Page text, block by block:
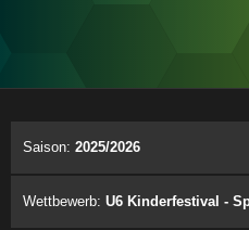
Saison: 2025/2026
Wettbewerb: U6 Kinderfestival -